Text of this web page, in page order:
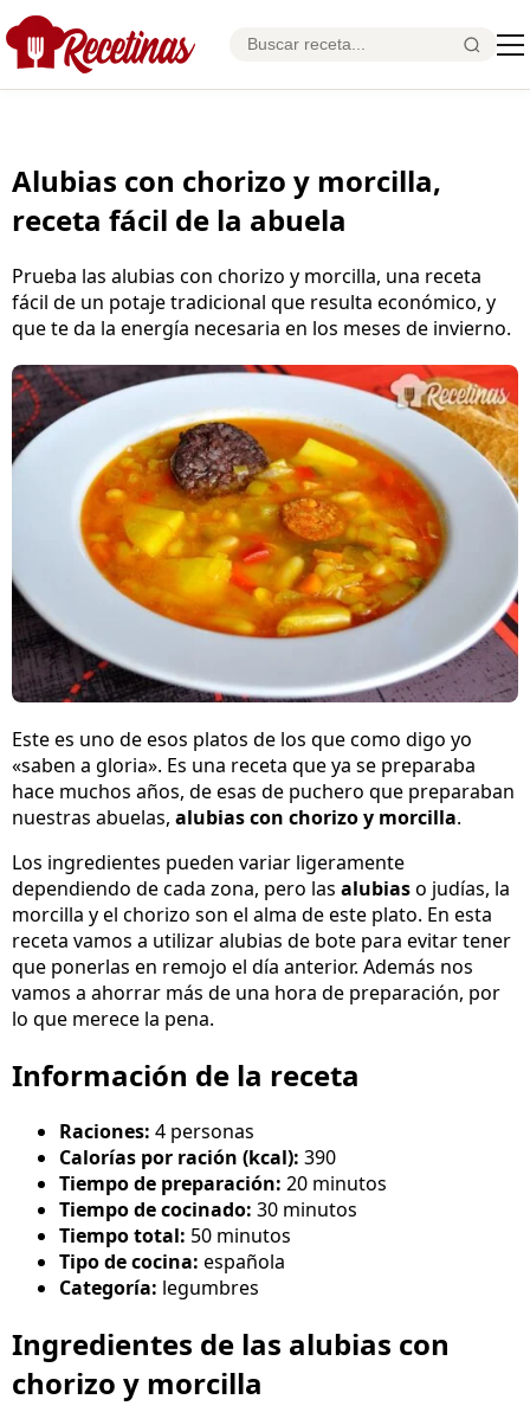
Alubias con chorizo y morcilla,
receta fácil de la abuela
Prueba las alubias con chorizo y morcilla, una receta
fácil de un potaje tradicional que resulta económico, y
que te da la energía necesaria en los meses de invierno.
Este es uno de esos platos de los que como digo yo
«saben a gloria». Es una receta que ya se preparaba
hace muchos años, de esas de puchero que preparaban
nuestras abuelas, alubias con chorizo y morcilla.
Los ingredientes pueden variar ligeramente
dependiendo de cada zona, pero las alubiaso judías, la
morcilla y el chorizo son el alma de este plato. En esta
receta vamos a utilizar alubias de bote para evitar tener
que ponerlas en remojo el día anterior. Además nos
vamos a ahorrar más de una hora de preparación, por
lo que merece la pena.
Información de la receta
Raciones: 4 personas
Calorías por ración (kcal): 390
Tiempo de preparación: 20 minutos
Tiempo de cocinado: 30 minutos
Tiempo total: 50 minutos
Tipo de cocina: española
Categoría: legumbres
Ingredientes de las alubias con
chorizo y morcilla